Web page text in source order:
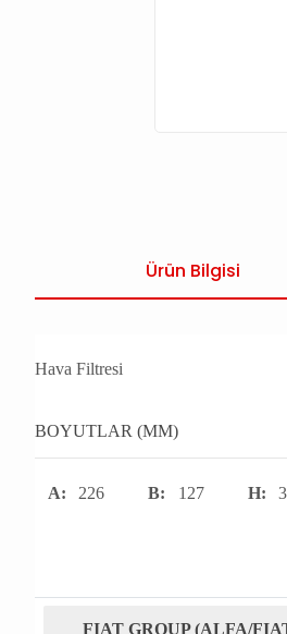
Ürün Bilgisi
Hava Filtresi
BOYUTLAR (MM)
A: 226 B: 127 H:
FIAT GROUP (ALFA/